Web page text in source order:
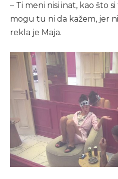
– Ti meni nisi inat, kao što
mogu tu ni da kažem, jer
rekla je Maja.